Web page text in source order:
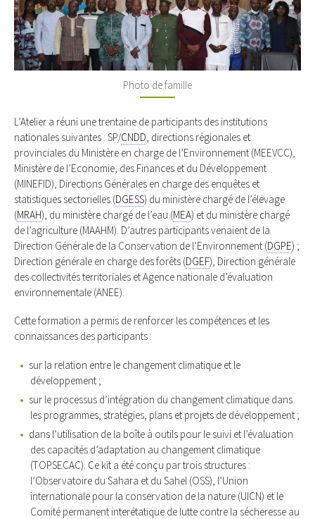
Photo de famille
L’Atelier a réuni une trentaine de participants des institutions
nationales suivantes : SP/CNDD, directions régionales et
provinciales du Ministère en charge de l’Environnement (MEEVCC),
Ministère de l’Economie, des Finances et du Développement
(MINEFID), Directions Générales en charge des enquêtes et
statistiques sectorielles (DGESS) du ministère chargé de l’élevage
(MRAH), du ministère chargé de l’eau (MEA) et du ministère chargé
de l’agriculture (MAAHM). D’autres participants venaient de la
Direction Générale de la Conservation de l’Environnement (DGPE) ;
Direction générale en charge des forêts (DGEF), Direction générale
des collectivités territoriales et Agence nationale d’évaluation
environnementale (ANEE).
Cette formation a permis de renforcer les compétences et les
connaissances des participants :
sur la relation entre le changement climatique et le
développement ;
sur le processus d’intégration du changement climatique dans
les programmes, stratégies, plans et projets de développement ;
dans l’utilisation de la boîte à outils pour le suivi et l’évaluation
des capacités d’adaptation au changement climatique
(TOPSECAC). Ce kit a été conçu par trois structures :
l’Observatoire du Sahara et du Sahel (OSS), l’Union
internationale pour la conservation de la nature (UICN) et le
Comité permanent interétatique de lutte contre la sécheresse au